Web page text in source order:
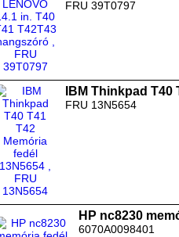
FRU 39T0797
IBM Thinkpad T40
FRU 13N5654
HP nc8230
6070A0098401